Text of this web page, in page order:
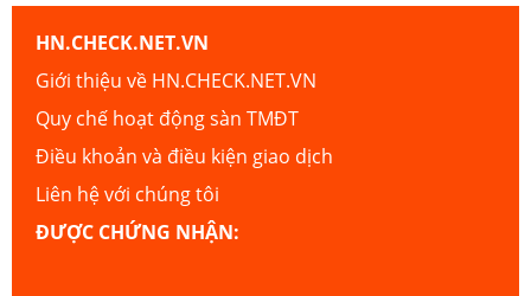
HN.CHECK.NET.VN
Giới thiệu về HN.CHECK.NET.VN
Quy chế hoạt động sàn TMĐT
Điều khoản và điều kiện giao dịch
Liên hệ với chúng tôi
ĐƯỢC CHỨNG NHẬN: